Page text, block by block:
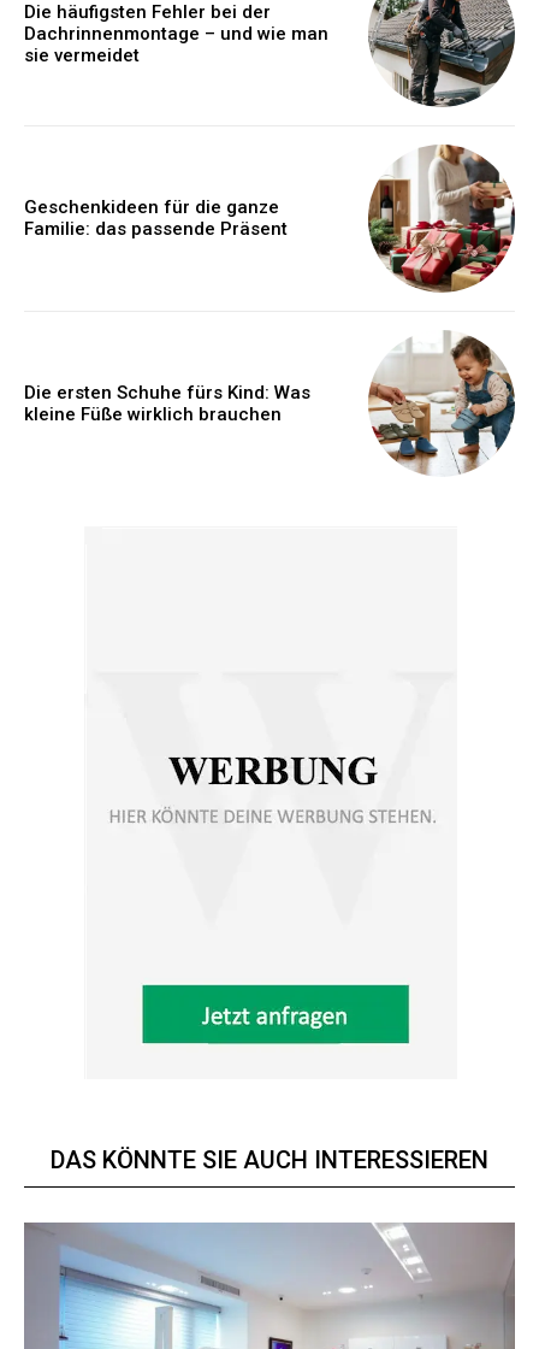
Die häufigsten Fehler bei der
Dachrinnenmontage – und wie man
sie vermeidet
Geschenkideen für die ganze
Familie: das passende Präsent
Die ersten Schuhe fürs Kind: Was
kleine Füße wirklich brauchen
DAS KÖNNTE SIE AUCH INTERESSIEREN